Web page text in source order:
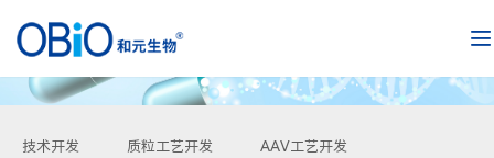
技术开发 质粒工艺开发 AAV工艺开发